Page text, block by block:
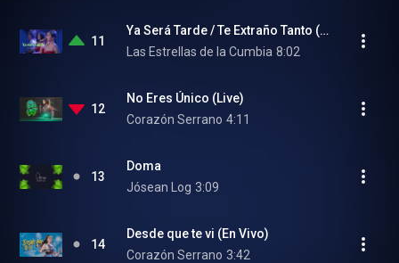
11
Ya Será Tarde / Te Extraño Tanto (Live)
Las Estrellas de la Cumbia 8:02
12
No Eres Único (Live)
Corazón Serrano 4:11
13
Doma
Jósean Log 3:09
14
Desde que te vi (En Vivo)
Corazón Serrano 3:42